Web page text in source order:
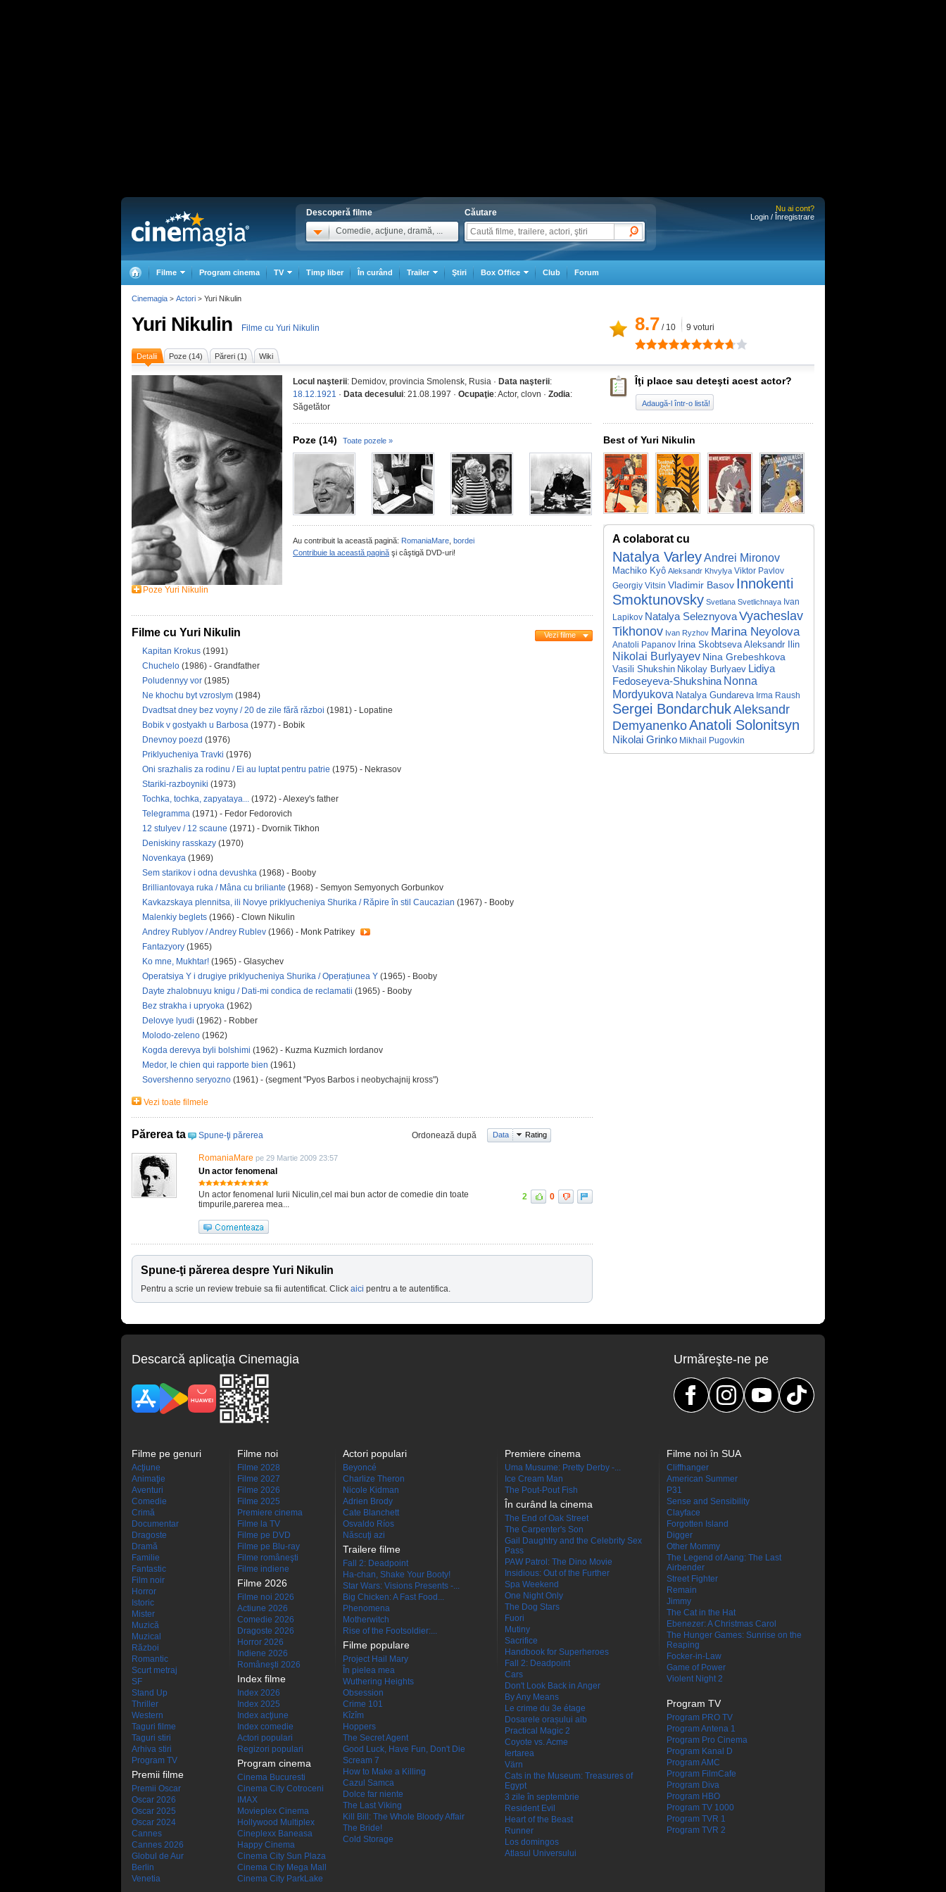
Descoperă filme
Comedie, acţiune, dramă, ...
Căutare
Nu ai cont?
Login / Înregistrare
Filme Program cinema TV Timp liber În curând Trailer Ştiri Box Office Club Forum
Yuri Nikulin Filme cu Yuri Nikulin 8.7 / 10 9 voturi
Detalii Poze (14) Păreri (1) Wiki
Poze Yuri Nikulin
Locul naşterii: Demidov, provincia Smolensk, Rusia · Data naşterii:
18.12.1921 · Data decesului: 21.08.1997 · Ocupaţie: Actor, clovn · Zodia:
Săgetător
Poze (14) Toate pozele »
Au contribuit la această pagină: RomaniaMare bordei
Contribuie la această pagină şi câştigă DVD-uri!
Filme cu Yuri Nikulin Vezi filme
Kapitan Krokus (1991)
Chuchelo (1986) - Grandfather
Poludennyy vor (1985)
Ne khochu byt vzroslym (1984)
Dvadtsat dney bez voyny / 20 de zile fără război (1981) - Lopatine
Bobik v gostyakh u Barbosa (1977) - Bobik
Dnevnoy poezd (1976)
Priklyucheniya Travki (1976)
Oni srazhalis za rodinu / Ei au luptat pentru patrie (1975) - Nekrasov
Stariki-razboyniki (1973)
Tochka, tochka, zapyataya... (1972) - Alexey's father
Telegramma (1971) - Fedor Fedorovich
12 stulyev / 12 scaune (1971) - Dvornik Tikhon
Deniskiny rasskazy (1970)
Novenkaya (1969)
Sem starikov i odna devushka (1968) - Booby
Brilliantovaya ruka / Mâna cu briliante (1968) - Semyon Semyonych Gorbunkov
Kavkazskaya plennitsa, ili Novye priklyucheniya Shurika / Răpire în stil Caucazian (1967) - Booby
Malenkiy beglets (1966) - Clown Nikulin
Andrey Rublyov / Andrey Rublev (1966) - Monk Patrikey
Fantazyory (1965)
Ko mne, Mukhtar! (1965) - Glasychev
Operatsiya Y i drugiye priklyucheniya Shurika / Operațiunea Y (1965) - Booby
Dayte zhalobnuyu knigu / Dati-mi condica de reclamatii (1965) - Booby
Bez strakha i upryoka (1962)
Delovye lyudi (1962) - Robber
Molodo-zeleno (1962)
Kogda derevya byli bolshimi (1962) - Kuzma Kuzmich Iordanov
Medor, le chien qui rapporte bien (1961)
Sovershenno seryozno (1961) - (segment "Pyos Barbos i neobychajnij kross")
Vezi toate filmele
Părerea ta Spune-ţi părerea Ordonează după Data Rating
RomaniaMare pe 29 Martie 2009 23:57
Un actor fenomenal
Un actor fenomenal Iurii Niculin,cel mai bun actor de comedie din toate
timpurile,parerea mea...
2 0
Spune-ţi părerea despre Yuri Nikulin
Pentru a scrie un review trebuie sa fii autentificat. Click aici pentru a te autentifica.
Îţi place sau deteşti acest actor?
Adaugă-l într-o listă!
Best of Yuri Nikulin
A colaborat cu
Natalya VarleyAndrei Mironov
Machiko Kyô Aleksandr Khvylya Viktor Pavlov
Georgiy Vitsin Vladimir Basov Innokenti
Smoktunovsky Svetlana Svetlichnaya Ivan
Lapikov Natalya SeleznyovaVyacheslav
Tikhonov Ivan Ryzhov Marina Neyolova
Anatoli Papanov Irina Skobtseva Aleksandr Ilin
Nikolai Burlyayev Nina Grebeshkova
Vasili Shukshin Nikolay Burlyaev Lidiya
Fedoseyeva-Shukshina Nonna
Mordyukova Natalya Gundareva Irma Raush
Sergei BondarchukAleksandr
DemyanenkoAnatoli Solonitsyn
Nikolai Grinko Mikhail Pugovkin
Cinemagia > Actori > Yuri Nikulin
Descarcă aplicaţia Cinemagia Urmăreşte-ne pe
Filme pe genuri
Acţiune
Animaţie
Aventuri
Comedie
Crimă
Documentar
Dragoste
Dramă
Familie
Fantastic
Film noir
Horror
Istoric
Mister
Muzică
Muzical
Război
Romantic
Scurt metraj
SF
Stand Up
Thriller
Western
Taguri filme
Taguri stiri
Arhiva stiri
Program TV
Premii filme
Premii Oscar
Oscar 2026
Oscar 2025
Oscar 2024
Cannes
Cannes 2026
Globul de Aur
Berlin
Venetia
Filme noi
Filme 2028
Filme 2027
Filme 2026
Filme 2025
Premiere cinema
Filme la TV
Filme pe DVD
Filme pe Blu-ray
Filme româneşti
Filme indiene
Filme 2026
Filme noi 2026
Actiune 2026
Comedie 2026
Dragoste 2026
Horror 2026
Indiene 2026
Româneşti 2026
Index filme
Index 2026
Index 2025
Index acţiune
Index comedie
Actori populari
Regizori populari
Program cinema
Cinema Bucuresti
Cinema City Cotroceni
IMAX
Movieplex Cinema
Hollywood Multiplex
Cineplexx Baneasa
Happy Cinema
Cinema City Sun Plaza
Cinema City Mega Mall
Cinema City ParkLake
Actori populari
Beyoncé
Charlize Theron
Nicole Kidman
Adrien Brody
Cate Blanchett
Osvaldo Ríos
Născuţi azi
Trailere filme
Fall 2: Deadpoint
Ha-chan, Shake Your Booty!
Star Wars: Visions Presents -...
Big Chicken: A Fast Food...
Phenomena
Motherwitch
Rise of the Footsoldier:...
Filme populare
Project Hail Mary
În pielea mea
Wuthering Heights
Obsession
Crime 101
Kîzîm
Hoppers
The Secret Agent
Good Luck, Have Fun, Don't Die
Scream 7
How to Make a Killing
Cazul Samca
Dolce far niente
The Last Viking
Kill Bill: The Whole Bloody Affair
The Bride!
Cold Storage
Premiere cinema
Uma Musume: Pretty Derby -...
Ice Cream Man
The Pout-Pout Fish
În curând la cinema
The End of Oak Street
The Carpenter's Son
Gail Daughtry and the Celebrity Sex
Pass
PAW Patrol: The Dino Movie
Insidious: Out of the Further
Spa Weekend
One Night Only
The Dog Stars
Fuori
Mutiny
Sacrifice
Handbook for Superheroes
Fall 2: Deadpoint
Cars
Don't Look Back in Anger
By Any Means
Le crime du 3e étage
Dosarele orașului alb
Practical Magic 2
Coyote vs. Acme
Iertarea
Värn
Cats in the Museum: Treasures of
Egypt
3 zile în septembrie
Resident Evil
Heart of the Beast
Runner
Los domingos
Atlasul Universului
Filme noi în SUA
Cliffhanger
American Summer
P31
Sense and Sensibility
Clayface
Forgotten Island
Digger
Other Mommy
The Legend of Aang: The Last
Airbender
Street Fighter
Remain
Jimmy
The Cat in the Hat
Ebenezer: A Christmas Carol
The Hunger Games: Sunrise on the
Reaping
Focker-in-Law
Game of Power
Violent Night 2
Program TV
Program PRO TV
Program Antena 1
Program Pro Cinema
Program Kanal D
Program AMC
Program FilmCafe
Program Diva
Program HBO
Program TV 1000
Program TVR 1
Program TVR 2